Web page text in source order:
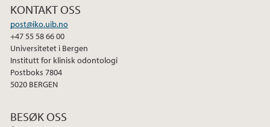
KONTAKT OSS
post@iko.uib.no
+47 55 58 66 00
Universitetet i Bergen
Institutt for klinisk odontologi
Postboks 7804
5020 BERGEN
BESØK OSS